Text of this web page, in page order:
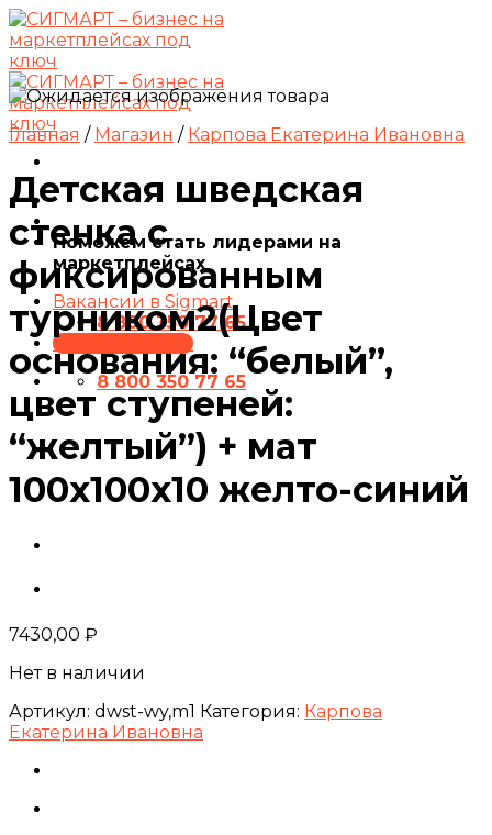
Skip
to
content
Поможем стать лидерами на
маркетплейсах
Вакансии в Sigmart
8 800 350 77 65
ПРЕЗЕНТАЦИЯ
8 800 350 77 65
Главная / Магазин / Карпова Екатерина Ивановна
Детская шведская
стенка с
фиксированным
турником2(Цвет
основания: “белый”,
цвет ступеней:
“желтый”) + мат
100х100х10 желто-синий
7430,00 ₽
Нет в наличии
Артикул: dwst-wy,m1 Категория: Карпова
Екатерина Ивановна